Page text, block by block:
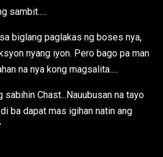
sambit.....
biglang paglakas ng boses nya,
nyang iyon. Pero bago pa man
na nya kong magsalita.....
sabihin Chast...Nauubusan na tayo
ba dapat mas igihan natin ang